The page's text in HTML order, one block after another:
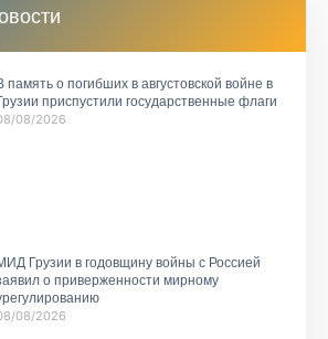
память о погибших в августовской войне в
приспустили государственные флаги
08/2026
Грузии в годовщину войны с Россией
о приверженности мирному
08/2026